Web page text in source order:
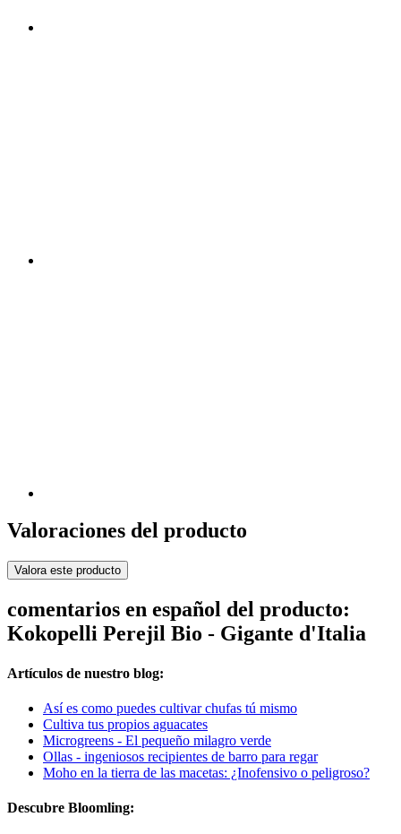
Valoraciones del producto
Valora este producto
comentarios en español del producto:
Kokopelli Perejil Bio - Gigante d'Italia
Artículos de nuestro blog:
Así es como puedes cultivar chufas tú mismo
Cultiva tus propios aguacates
Microgreens - El pequeño milagro verde
Ollas - ingeniosos recipientes de barro para regar
Moho en la tierra de las macetas: ¿Inofensivo o peligroso?
Descubre Bloomling: